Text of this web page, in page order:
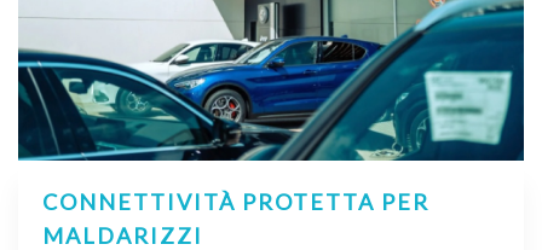
CONNETTIVITÀ PROTETTA PER
MALDARIZZI